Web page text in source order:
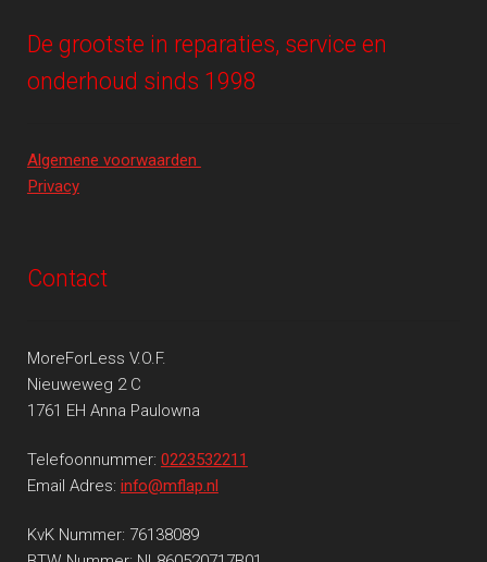
De grootste in reparaties, service en
onderhoud sinds 1998
Algemene voorwaarden
Privacy
Contact
MoreForLess V.O.F.
Nieuweweg 2 C
1761 EH Anna Paulowna
Telefoonnummer: 0223532211
Email Adres: info@mflap.nl
KvK Nummer: 76138089